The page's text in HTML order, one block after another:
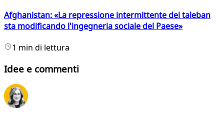
Afghanistan: «La repressione intermittente dei taleban
sta modificando l'ingegneria sociale del Paese»
1 min di lettura
Idee e commenti